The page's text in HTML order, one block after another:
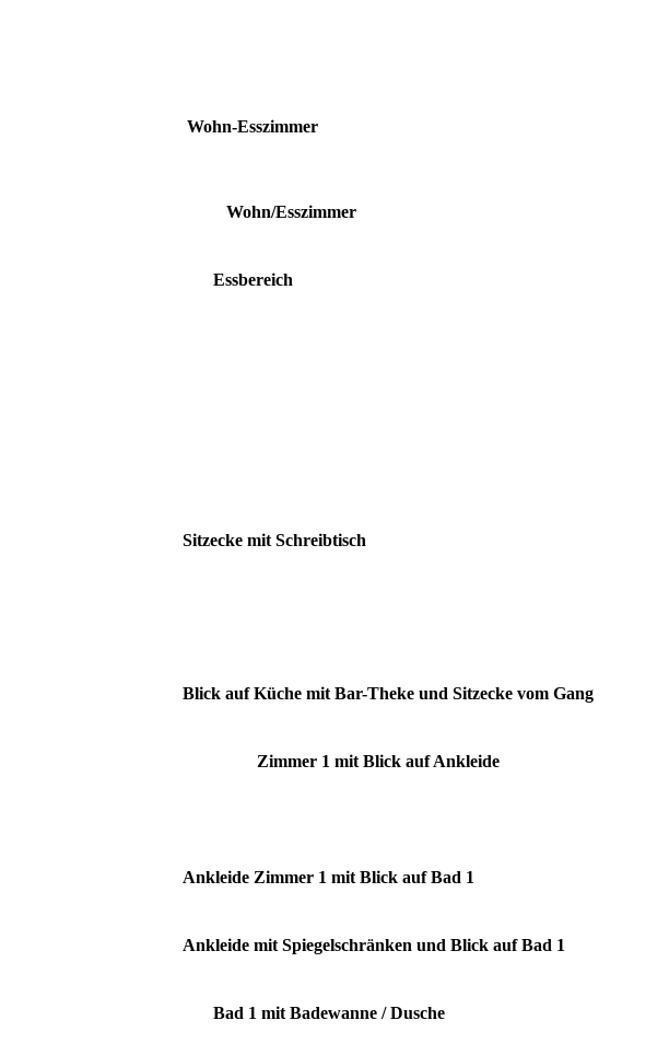
Wohn-Esszimmer
Wohn/Esszimmer
Essbereich
Sitzecke mit Schreibtisch
Blick auf Küche mit Bar-Theke und Sitzecke vom Gang
Zimmer 1 mit Blick auf Ankleide
Ankleide Zimmer 1 mit Blick auf Bad 1
Ankleide mit Spiegelschränken und Blick auf Bad 1
Bad 1 mit Badewanne / Dusche